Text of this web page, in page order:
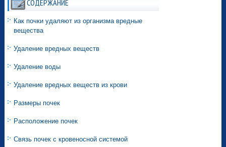
СОДЕРЖАНИЕ
Как почки удаляют из организма вредные
вещества
Удаление вредных веществ
Удаление воды
Удаление вредных веществ из крови
Размеры почек
Расположение почек
Связь почек с кровеносной системой